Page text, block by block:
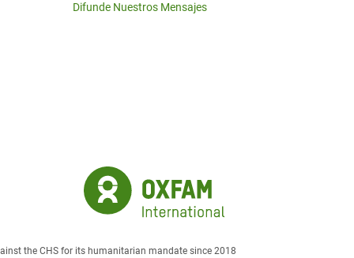
Difunde Nuestros Mensajes
the CHS for its humanitarian mandate since 2018